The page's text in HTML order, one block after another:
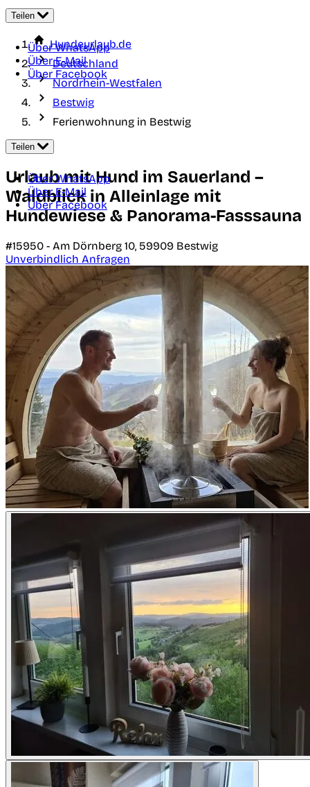
Teilen
Über WhatsApp
Über E-Mail
Über Facebook
Hundeurlaub.de
Deutschland
Nordrhein-Westfalen
Bestwig
Ferienwohnung in Bestwig
Teilen
Über WhatsApp
Über E-Mail
Über Facebook
Urlaub mit Hund im Sauerland –
Waldblick in Alleinlage mit
Hundewiese & Panorama-Fasssauna
#15950 - Am Dörnberg 10, 59909 Bestwig
Unverbindlich Anfragen